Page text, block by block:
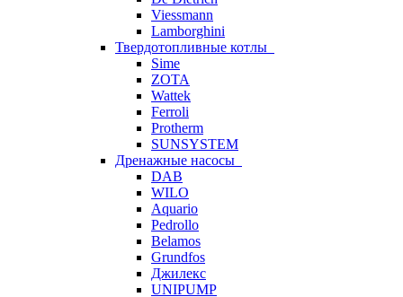
Viessmann
Lamborghini
Твердотопливные котлы
Sime
ZOTA
Wattek
Ferroli
Protherm
SUNSYSTEM
Дренажные насосы
DAB
WILO
Aquario
Pedrollo
Belamos
Grundfos
Джилекс
UNIPUMP